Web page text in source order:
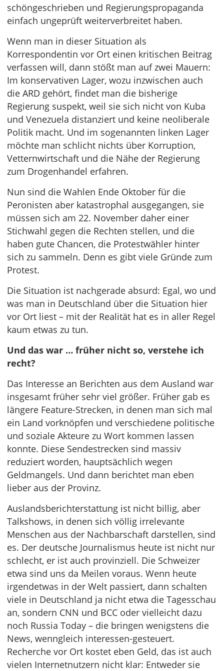
schöngeschrieben und Regierungspropaganda
einfach ungeprüft weiterverbreitet haben.
Wenn man in dieser Situation als
Korrespondentin vor Ort einen kritischen Beitrag
verfassen will, dann stößt man auf zwei Mauern:
Im konservativen Lager, wozu inzwischen auch
die ARD gehört, findet man die bisherige
Regierung suspekt, weil sie sich nicht von Kuba
und Venezuela distanziert und keine neoliberale
Politik macht. Und im sogenannten linken Lager
möchte man schlicht nichts über Korruption,
Vetternwirtschaft und die Nähe der Regierung
zum Drogenhandel erfahren.
Nun sind die Wahlen Ende Oktober für die
Peronisten aber katastrophal ausgegangen, sie
müssen sich am 22. November daher einer
Stichwahl gegen die Rechten stellen, und die
haben gute Chancen, die Protestwähler hinter
sich zu sammeln. Denn es gibt viele Gründe zum
Protest.
Die Situation ist nachgerade absurd: Egal, wo und
was man in Deutschland über die Situation hier
vor Ort liest – mit der Realität hat es in aller Regel
kaum etwas zu tun.
Und das war … früher nicht so, verstehe ich
recht?
Das Interesse an Berichten aus dem Ausland war
insgesamt früher sehr viel größer. Früher gab es
längere Feature-Strecken, in denen man sich mal
ein Land vorknöpfen und verschiedene politische
und soziale Akteure zu Wort kommen lassen
konnte. Diese Sendestrecken sind massiv
reduziert worden, hauptsächlich wegen
Geldmangels. Und dann berichtet man eben
lieber aus der Provinz.
Auslandsberichterstattung ist nicht billig, aber
Talkshows, in denen sich völlig irrelevante
Menschen aus der Nachbarschaft darstellen, sind
es. Der deutsche Journalismus heute ist nicht nur
schlecht, er ist auch provinziell. Die Schweizer
etwa sind uns da Meilen voraus. Wenn heute
irgendetwas in der Welt passiert, dann schalten
viele in Deutschland ja nicht etwa die Tagesschau
an, sondern CNN und BCC oder vielleicht dazu
noch Russia Today – die bringen wenigstens die
News, wenngleich interessen-gesteuert.
Recherche vor Ort kostet eben Geld, das ist auch
vielen Internetnutzern nicht klar: Entweder sie